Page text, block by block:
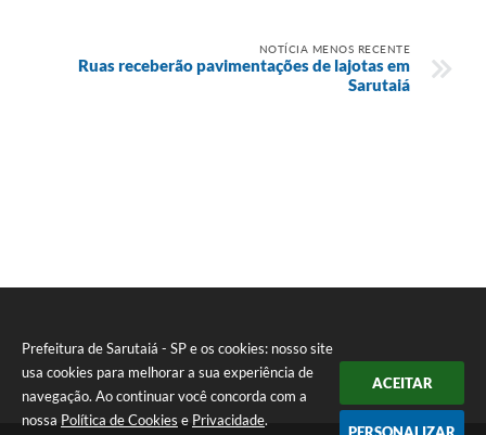
Prefeitura de Sarutaiá - SP e os cookies: nosso site
usa cookies para melhorar a sua experiência de
navegação. Ao continuar você concorda com a
nossa Política de Cookies e Privacidade.
ACEITAR
NOTÍCIA MENOS RECENTE
Ruas receberão pavimentações de lajotas em
Sarutaiá